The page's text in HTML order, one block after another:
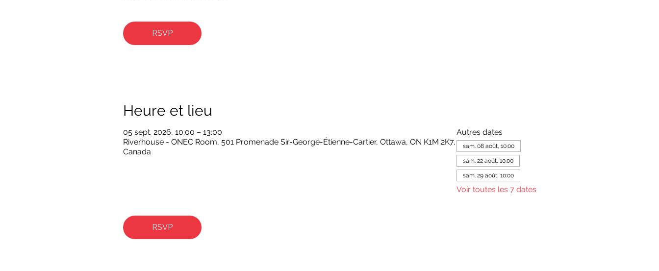
RSVP
Heure et lieu
05 sept. 2026, 10:00 – 13:00
Riverhouse - ONEC Room, 501 Promenade Sir-George-Étienne-Cartier, Ottawa, ON K1M 2K7,
Canada
Autres dates
sam. 08 août, 10:00
sam. 22 août, 10:00
sam. 29 août, 10:00
Voir toutes les 7 dates
RSVP